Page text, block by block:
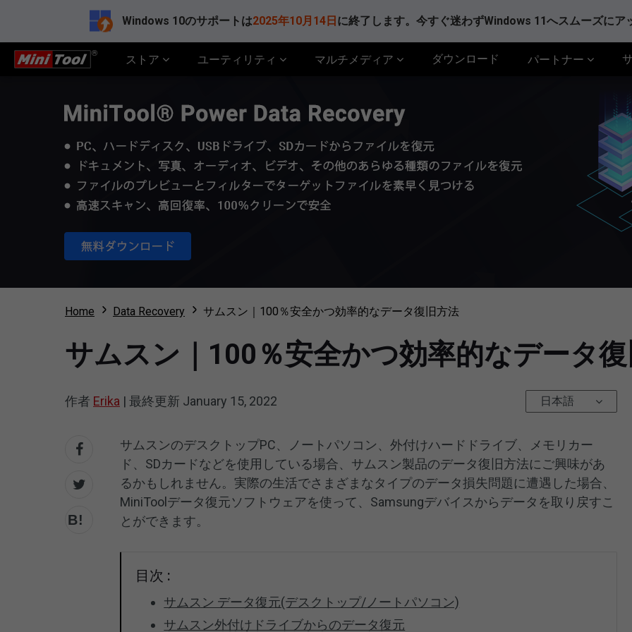
Windows 10のサポートは2025年10月14日 に終了します。今すぐ迷わずWindows 11へスムーズにア
ストア ユーティリティ マルチメディア ダウンロード パートナー
Home Data Recovery サムスン｜100％安全かつ効率的なデータ復旧方法
サムスン｜100％安全かつ効率的なデータ
作者 Erika | 最終更新 January 15, 2022 日本語
サムスンのデスクトップPC、ノートパソコン、外付けハードドライブ、メモリカー
ド、SDカードなどを使用している場合、サムスン製品のデータ復旧方法にご興味があ
るかもしれません。実際の生活でさまざまなタイプのデータ損失問題に遭遇した場合、
MiniToolデータ復元ソフトウェアを使って、Samsungデバイスからデータを取り戻すこ
とができます。
目次 :
サムスン データ復元(デスクトップ/ノートパソコン)
サムスン外付けドライブからのデータ復元